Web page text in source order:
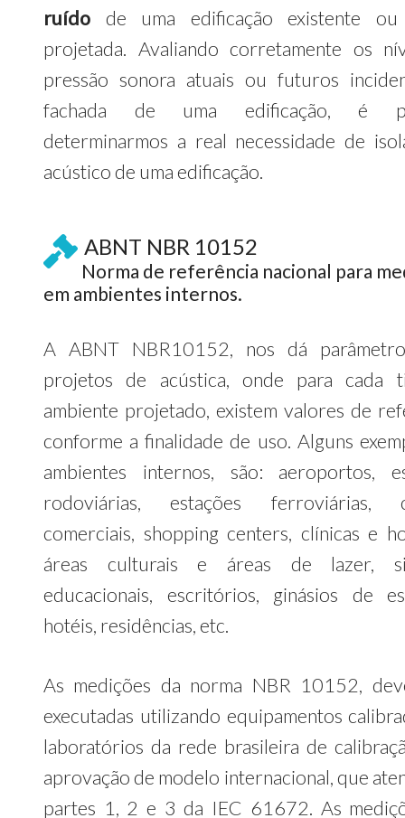
ruído de uma edificação existente
projetada. Avaliando corretamente os
pressão sonora atuais ou futuros
fachada de uma edificação, é
determinarmos a real necessidade de
acústico de uma edificação.
ABNT NBR 10152
Norma de referência nacional para
em ambientes internos.
A ABNT NBR10152, nos dá
projetos de acústica, onde para cada
ambiente projetado, existem valores de
conforme a finalidade de uso. Alguns
ambientes internos, são: aeroportos,
rodoviárias, estações ferroviárias,
comerciais, shopping centers, clínicas e
áreas culturais e áreas de lazer,
educacionais, escritórios, ginásios de
hotéis, residências, etc.
As medições da norma NBR 10152,
executadas utilizando equipamentos
laboratórios da rede brasileira de
aprovação de modelo internacional, que
partes 1, 2 e 3 da IEC 61672. As